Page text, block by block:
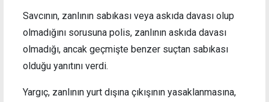
Savcının, zanlının sabıkası veya askıda davası olup
olmadığını sorusuna polis, zanlının askıda davası
olmadığı, ancak geçmişte benzer suçtan sabıkası
olduğu yanıtını verdi.
Yargıç, zanlının yurt dışına çıkışının yasaklanmasına,